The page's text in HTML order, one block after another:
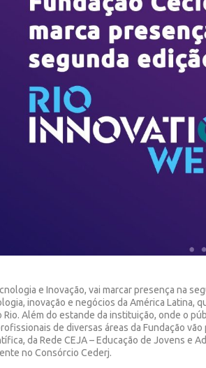
e Inovação, vai marcar presença na
inovação e negócios da América Latina,
Além do estande da instituição, onde o
de diversas áreas da Fundação vão
da Rede CEJA – Educação de Jovens e
no Consórcio Cederj.